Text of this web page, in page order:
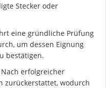
Stecker oder
eine gründliche Prüfung
um dessen Eignung
bestätigen.
Nach erfolgreicher
zurückerstattet, wodurch